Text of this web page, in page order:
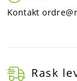
Kontakt
Rask